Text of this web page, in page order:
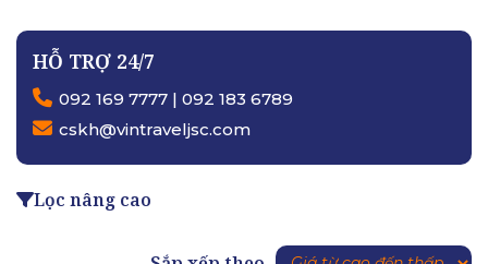
HỖ TRỢ 24/7
092 169 7777 | 092 183 6789
cskh@vintraveljsc.com
Lọc nâng cao